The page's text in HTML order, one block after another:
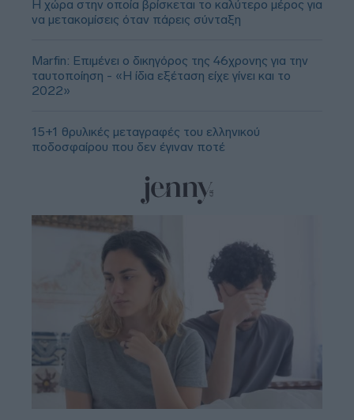
Η χώρα στην οποία βρίσκεται το καλύτερο μέρος για
να μετακομίσεις όταν πάρεις σύνταξη
Marfin: Επιμένει ο δικηγόρος της 46χρονης για την
ταυτοποίηση - «Η ίδια εξέταση είχε γίνει και το
2022»
15+1 θρυλικές μεταγραφές του ελληνικού
ποδοσφαίρου που δεν έγιναν ποτέ